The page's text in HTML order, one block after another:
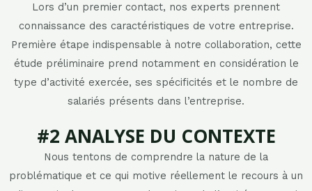
Lors d’un premier contact, nos experts prennent
connaissance des caractéristiques de votre entreprise.
Première étape indispensable à notre collaboration, cette
étude préliminaire prend notamment en considération le
type d’activité exercée, ses spécificités et le nombre de
salariés présents dans l’entreprise.
#2 ANALYSE DU CONTEXTE​​
Nous tentons de comprendre la nature de la
problématique et ce qui motive réellement le recours à un